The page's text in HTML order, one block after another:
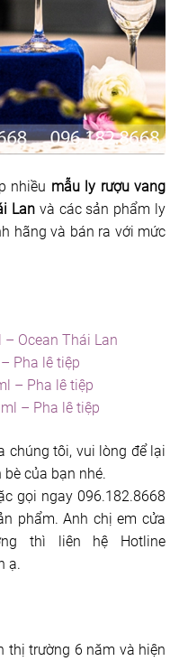
nhiều mẫu ly rượu vang
Lanvà các sản phẩm ly
hãng và bán ra với mức
Ocean Thái Lan
Pha lê tiệp
– Pha lê tiệp
– Pha lê tiệp
chúng tôi, vui lòng để lại
của bạn nhé.
gọi ngay 096.182.8668
phẩm. Anh chị em cửa
thì liên hệ Hotline
ạ.
thị trường 6 năm và hiện